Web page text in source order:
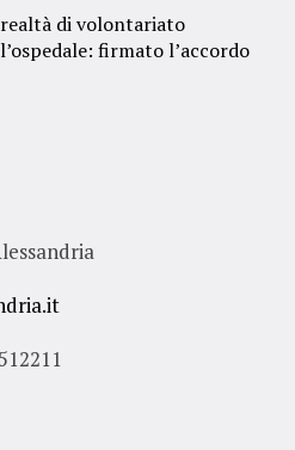
di volontariato
firmato l’accordo